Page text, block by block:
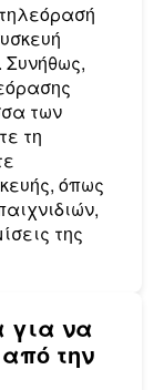
Συνήθως,
των
τη
όπως
της
για να
την